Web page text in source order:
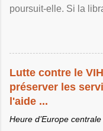
poursuit-elle. Si la
Lutte contre le
préserver les
l'aide ...
Heure d’Europe centrale